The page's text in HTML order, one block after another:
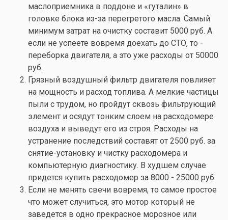
маслоприемника в поддоне и «гуталин» в
головке блока из-за перегретого масла. Самый
минимум затрат на очистку составит 5000 руб. А
если не успеете вовремя доехать до СТО, то -
переборка двигателя, а это уже расходы от 50000
руб.
Грязный воздушный фильтр двигателя повлияет
на мощность и расход топлива. А мелкие частицы
пыли с трудом, но пройдут сквозь фильтрующий
элемент и осядут тонким слоем на расходомере
воздуха и выведут его из строя. Расходы на
устранение последствий составят от 2500 руб. за
снятие-установку и чистку расходомера и
компьютерную диагностику. В худшем случае
придется купить расходомер за 8000 - 25000 руб.
Если не менять свечи вовремя, то самое простое
что может случиться, это мотор который не
заведется в одно прекрасное морозное или